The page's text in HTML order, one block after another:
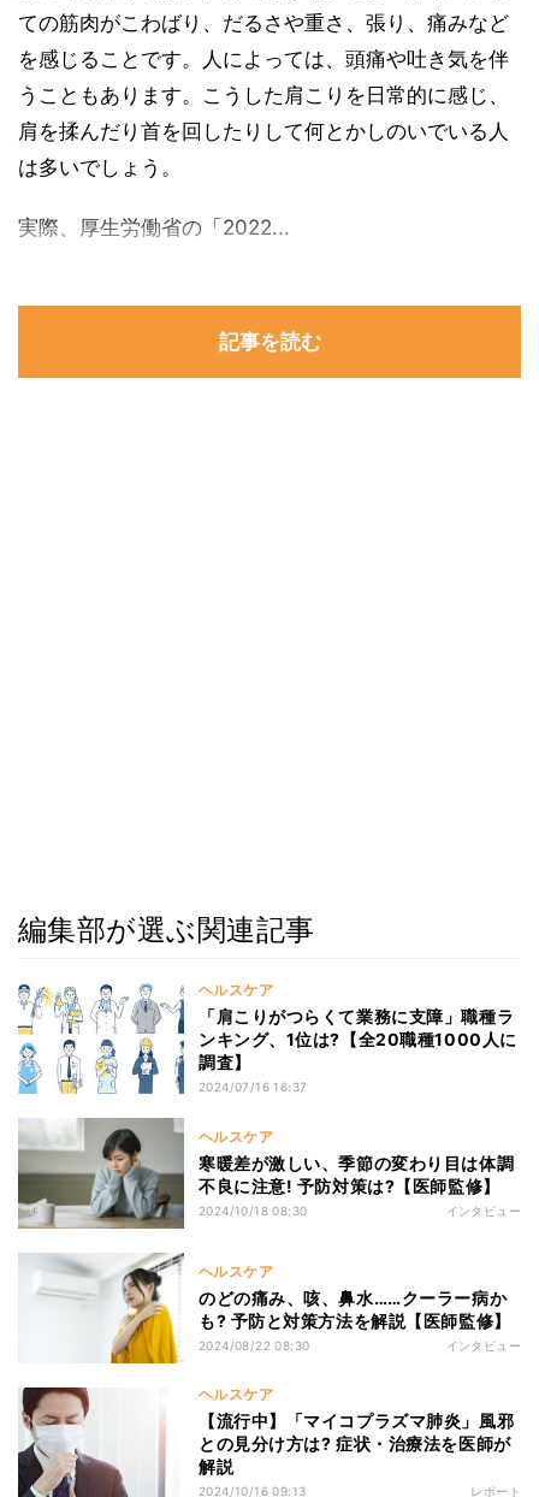
ての筋肉がこわばり、だるさや重さ、張り、痛みなど
を感じることです。人によっては、頭痛や吐き気を伴
うこともあります。こうした肩こりを日常的に感じ、
肩を揉んだり首を回したりして何とかしのいでいる人
は多いでしょう。
実際、厚生労働省の「2022...
記事を読む
編集部が選ぶ関連記事
ヘルスケア
「肩こりがつらくて業務に支障」職種ラ
ンキング、1位は?【全20職種1000人に
調査】
2024/07/16 16:37
ヘルスケア
寒暖差が激しい、季節の変わり目は体調
不良に注意! 予防対策は?【医師監修】
2024/10/18 08:30 インタビュー
ヘルスケア
のどの痛み、咳、鼻水……クーラー病か
も? 予防と対策方法を解説【医師監修】
2024/08/22 08:30 インタビュー
ヘルスケア
【流行中】「マイコプラズマ肺炎」風邪
との見分け方は? 症状・治療法を医師が
解説
2024/10/16 09:13 レポート